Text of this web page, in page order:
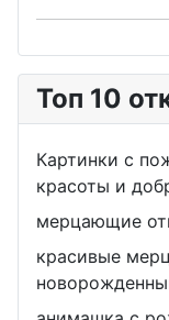
Топ 10
Картинки с
красоты и
мерцающие
красивые